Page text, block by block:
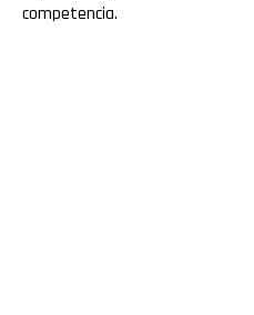
competencia.